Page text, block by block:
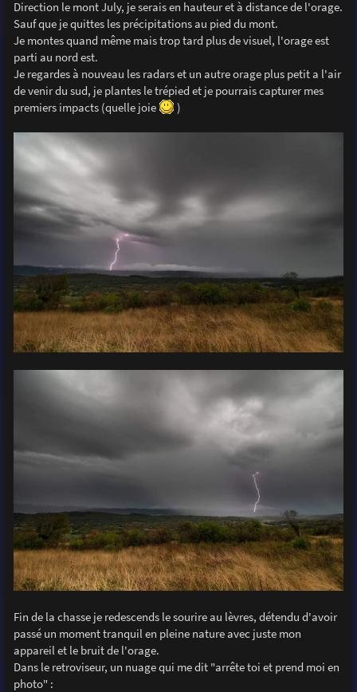
Direction le mont July, je serais en hauteur et à distance de l'orage.
Sauf que je quittes les précipitations au pied du mont.
Je montes quand même mais trop tard plus de visuel, l'orage est
parti au nord est.
Je regardes à nouveau les radars et un autre orage plus petit a l'air
de venir du sud, je plantes le trépied et je pourrais capturer mes
premiers impacts (quelle joie
)
Fin de la chasse je redescends le sourire au lèvres, détendu d'avoir
passé un moment tranquil en pleine nature avec juste mon
appareil et le bruit de l'orage.
Dans le retroviseur, un nuage qui me dit "arrête toi et prend moi en
photo" :